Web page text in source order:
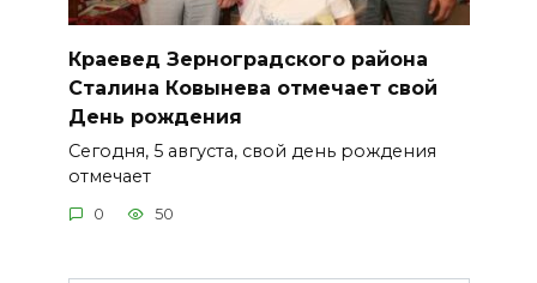
Краевед Зерноградского района
Сталина Ковынева отмечает свой
День рождения
Сегодня, 5 августа, свой день рождения
отмечает
0 50